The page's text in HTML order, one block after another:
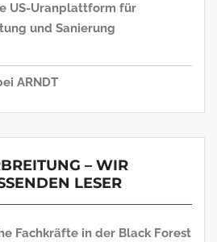
US-Uranplattform für
und Sanierung
ARNDT
– WIR
LESER
Fachkräfte in der Black Forest